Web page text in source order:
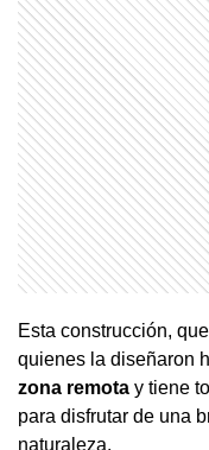
Esta construcción,
quienes la diseñaron
zona remota y tiene
para disfrutar de una
naturaleza.